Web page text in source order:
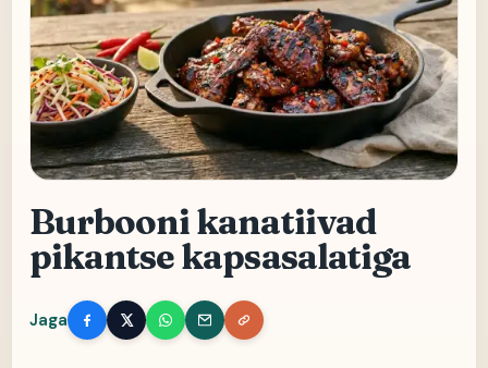
Burbooni kanatiivad
pikantse kapsasalatiga
Jaga